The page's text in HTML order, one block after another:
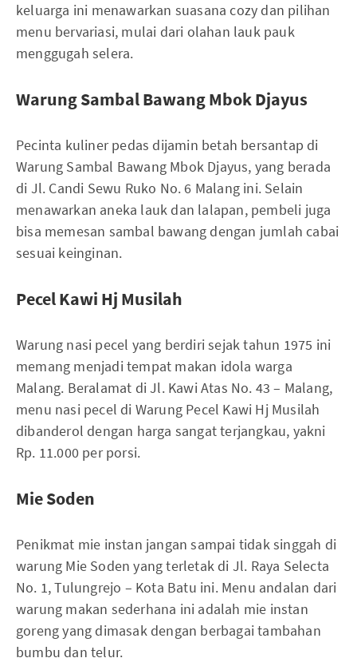
keluarga ini menawarkan suasana cozy dan pilihan
menu bervariasi, mulai dari olahan lauk pauk
menggugah selera.
Warung Sambal Bawang Mbok Djayus
Pecinta kuliner pedas dijamin betah bersantap di
Warung Sambal Bawang Mbok Djayus, yang berada
di Jl. Candi Sewu Ruko No. 6 Malang ini. Selain
menawarkan aneka lauk dan lalapan, pembeli juga
bisa memesan sambal bawang dengan jumlah cabai
sesuai keinginan.
Pecel Kawi Hj Musilah
Warung nasi pecel yang berdiri sejak tahun 1975 ini
memang menjadi tempat makan idola warga
Malang. Beralamat di Jl. Kawi Atas No. 43 – Malang,
menu nasi pecel di Warung Pecel Kawi Hj Musilah
dibanderol dengan harga sangat terjangkau, yakni
Rp. 11.000 per porsi.
Mie Soden
Penikmat mie instan jangan sampai tidak singgah di
warung Mie Soden yang terletak di Jl. Raya Selecta
No. 1, Tulungrejo – Kota Batu ini. Menu andalan dari
warung makan sederhana ini adalah mie instan
goreng yang dimasak dengan berbagai tambahan
bumbu dan telur.